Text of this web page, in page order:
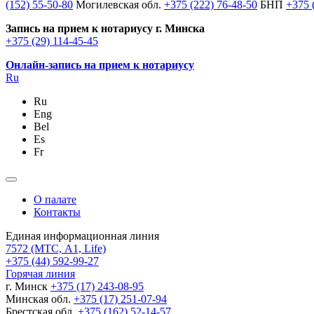
(152) 55-50-80 Могилевская обл. +375 (222) 76-48-50 БНП +375
Запись на прием к нотариусу г. Минска
+375 (29) 114-45-45
Онлайн-запись на прием к нотариусу
Ru
Ru
Eng
Bel
Es
Fr
О палате
Контакты
Единая информационная линия
7572 (МТС, A1, Life)
+375 (44) 592-99-27
Горячая линия
г. Минск +375 (17) 243-08-95
Минская обл. +375 (17) 251-07-94
Брестская обл. +375 (162) 52-14-57